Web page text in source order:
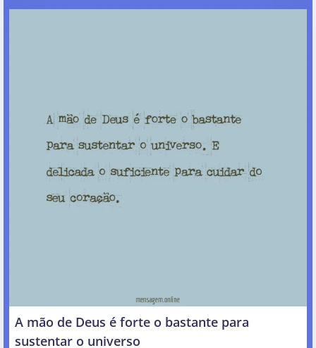
A mão de Deus é forte o bastante para
sustentar o universo